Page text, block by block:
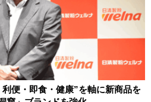
便・即食・健康”を軸に新商品を